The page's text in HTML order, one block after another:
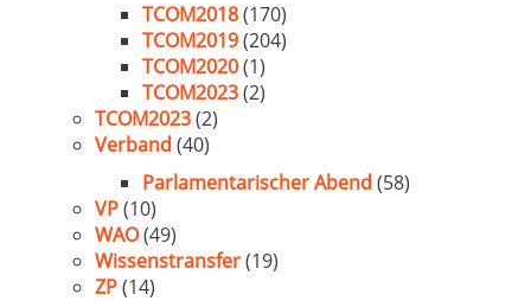
TCOM2018(170)
TCOM2019(204)
TCOM2020(1)
TCOM2023(2)
TCOM2023(2)
Verband (40)
Parlamentarischer Abend (58)
VP(10)
WAO(49)
Wissenstransfer(19)
ZP(14)